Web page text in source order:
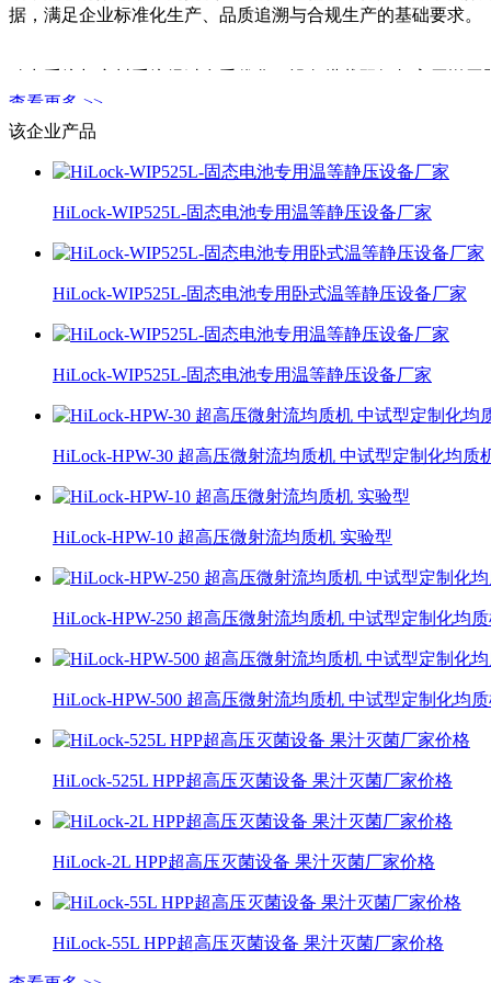
据，满足企业标准化生产、品质追溯与合规生产的基础要求。
采用进口动态密封组件，适配长期高压作业环境，可有效缓
制效果优异，适合企业长期规模化投产使用。
查看更多 >>
该企业产品
HiLock-WIP525L-固态电池专用温等静压设备厂家
HiLock-WIP525L-固态电池专用卧式温等静压设备厂家
HiLock-WIP525L-固态电池专用温等静压设备厂家
HiLock-HPW-30 超高压微射流均质机 中试型定制化均质
HiLock-HPW-10 超高压微射流均质机 实验型
HiLock-HPW-250 超高压微射流均质机 中试型定制化均
HiLock-HPW-500 超高压微射流均质机 中试型定制化均
HiLock-525L HPP超高压灭菌设备 果汁灭菌厂家价格
HiLock-2L HPP超高压灭菌设备 果汁灭菌厂家价格
HiLock-55L HPP超高压灭菌设备 果汁灭菌厂家价格